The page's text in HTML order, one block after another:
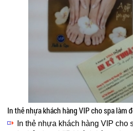
In thẻ nhựa khách hàng VIP cho spa làm
In thẻ nhựa khách hàng VIP cho